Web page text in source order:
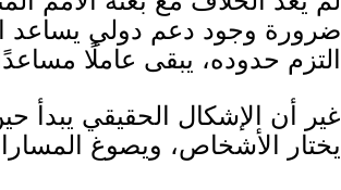
ضرورة وجود دعم دولي يساعد
التزم حدوده، يبقى عاملًا
غير أن الإشكال الحقيقي يبدأ
يختار الأشخاص، ويصوغ